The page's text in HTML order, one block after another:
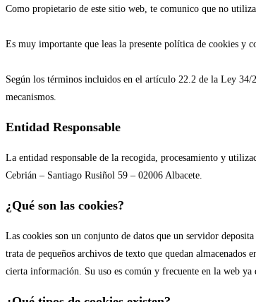
Como propietario de este sitio web, te comunico que no
Es muy importante que leas la presente política de cookies y
Según los términos incluidos en el artículo 22.2 de la Ley
mecanismos.
Entidad Responsable
La entidad responsable de la recogida, procesamiento y
Cebrián – Santiago Rusiñol 59 – 02006 Albacete.
¿Qué son las cookies?
Las cookies son un conjunto de datos que un servidor
trata de pequeños archivos de texto que quedan
cierta información. Su uso es común y frecuente en la web